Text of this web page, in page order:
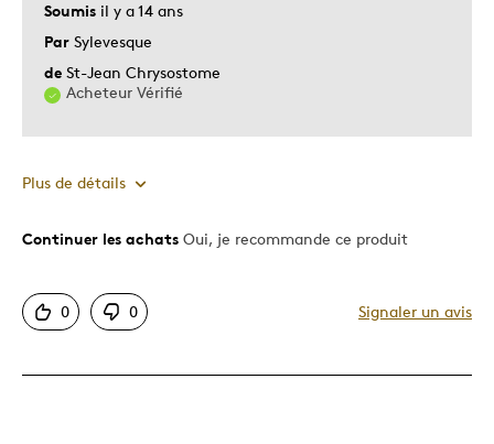
Soumis il y a 14 ans
Par Sylevesque
de St-Jean Chrysostome
Acheteur Vérifié
Plus de détails
Le pour
Motif attrayant
Très bonne qualité
Continuer les achats Oui, je recommande ce produit
0 0 Signaler un avis